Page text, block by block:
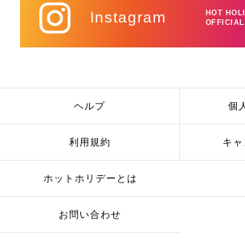
事前の座席指定は承れま
Instagram
HOT
ヘルプ 個
利用規約 キ
ホットホリデーとは
お問い合わせ